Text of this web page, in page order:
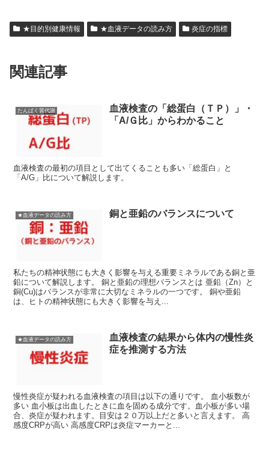
★目的別健康情報 ★血液データの読み方 炎症の指標
関連記事
たんぱく質代謝
血液検査の「総蛋白（ＴＰ）」・
「A/Ｇ比」からわかること
血液検査の最初の項目として出てくることも多い「総蛋白」と
「A/G」比について解説します。
★血液データの読み方 銅と亜鉛のバランスについて
私たちの精神状態にも大きく影響を与える重要ミネラルである銅と亜
鉛について解説します。 銅と亜鉛の理想バランスとは 亜鉛（Zn）と
銅(Cu)はバランスが非常に大切なミネラルの一つです。 銅や亜鉛
は、ヒトの精神状態にも大きく影響を与え...
★血液データの読み方
血液検査の結果から体内の慢性炎
症を推測する方法
慢性炎症が疑われる血液検査の項目は以下の通りです。 血小板数が
多い 血小板は出血したときに血を固める成分です。血小板が多い場
合、炎症が疑われます。目安は２０万以上だと多いと言えます。 高
感度CRPが高い 高感度CRPは炎症マーカーと...